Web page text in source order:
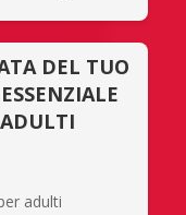
DEL TUO
adulti